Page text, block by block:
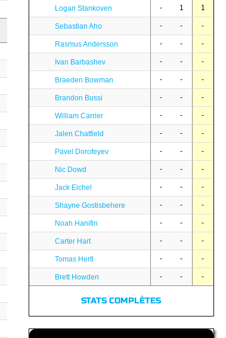
Logan Stankoven - 1 1
Sebastian Aho - - -
Rasmus Andersson - - -
Ivan Barbashev - - -
Braeden Bowman - - -
Brandon Bussi - - -
William Carrier - - -
Jalen Chatfield - - -
Pavel Dorofeyev - - -
Nic Dowd - - -
Jack Eichel - - -
Shayne Gostisbehere - - -
Noah Hanifin - - -
Carter Hart - - -
Tomas Hertl - - -
Brett Howden - - -
STATS COMPLÈTES